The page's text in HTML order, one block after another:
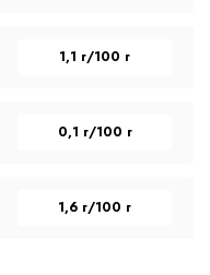
1,1 г/100 г
0,1 г/100 г
1,6 г/100 г